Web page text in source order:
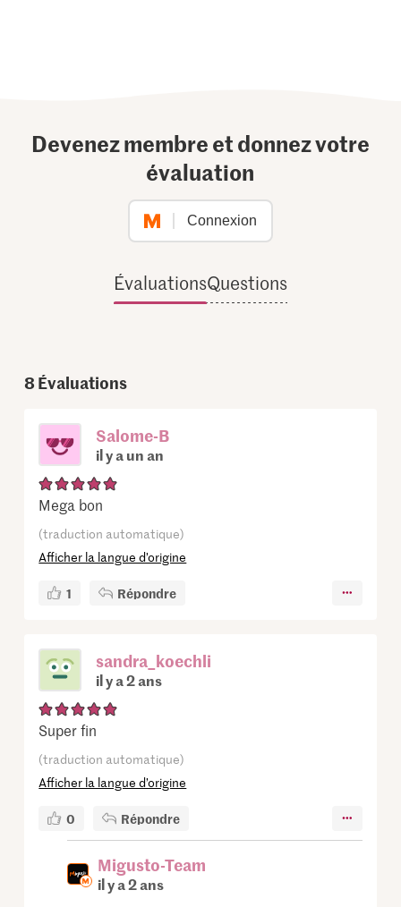
Devenez membre et donnez votre
évaluation
Connexion
ÉvaluationsQuestions
8Évaluations
Salome-B
il y a un an
Mega bon
(traduction automatique)
Afficher la langue d’origine
1 Répondre
sandra_koechli
il y a 2 ans
Super fin
(traduction automatique)
Afficher la langue d’origine
0 Répondre
Migusto-Team
il y a 2 ans